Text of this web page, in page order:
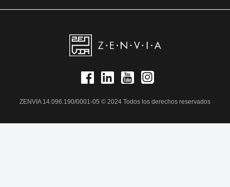
ZENVIA 14.096.190/0001-05 © 2024 Todos los derechos reservados